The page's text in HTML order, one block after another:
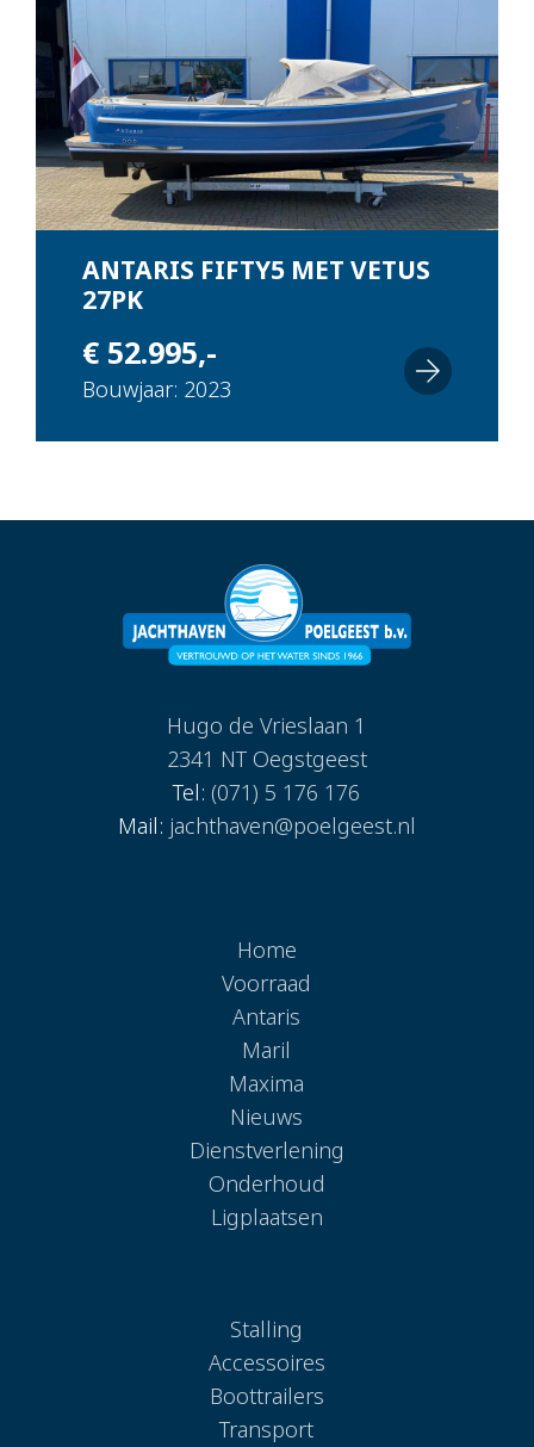
ANTARIS FIFTY5 MET VETUS
27PK
€ 52.995,-
Bouwjaar: 2023
Hugo de Vrieslaan 1
2341 NT Oegstgeest
Tel: (071) 5 176 176
Mail: jachthaven@poelgeest.nl
Home
Voorraad
Antaris
Maril
Maxima
Nieuws
Dienstverlening
Onderhoud
Ligplaatsen
Stalling
Accessoires
Boottrailers
Transport